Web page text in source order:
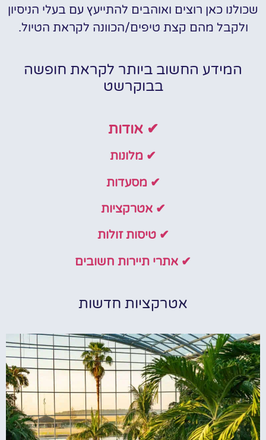
שכולנו כאן רוצים ואוהבים להתייעץ עם בעלי הניסיון
ולקבל מהם קצת טיפים/הכוונה לקראת הטיול.
המידע החשוב ביותר לקראת חופשה
בבוקרשט
✔ אודות
✔ מלונות
✔ מסעדות
✔ אטרקציות
✔ טיסות זולות
✔ אתרי תיירות חשובים
אטרקציות חדשות